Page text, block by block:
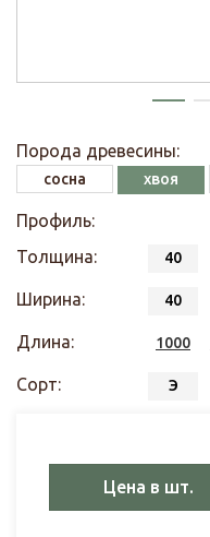
Порода древесины:
сосна хвоя
Профиль:
Толщина:
40
Ширина: 40
Длина: 1000
Сорт: Э
Цена в шт.